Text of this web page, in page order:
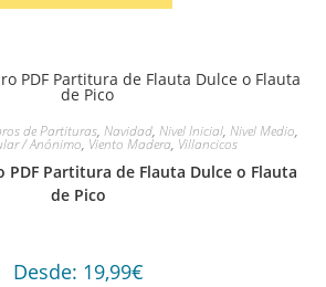
de Partituras, Navidad, Nivel Inicial, Nivel Medio,
/ Anónimo, Viento Madera, Villancicos
PDF Partitura de Flauta Dulce o Flauta
de Pico
Desde: 19,99€